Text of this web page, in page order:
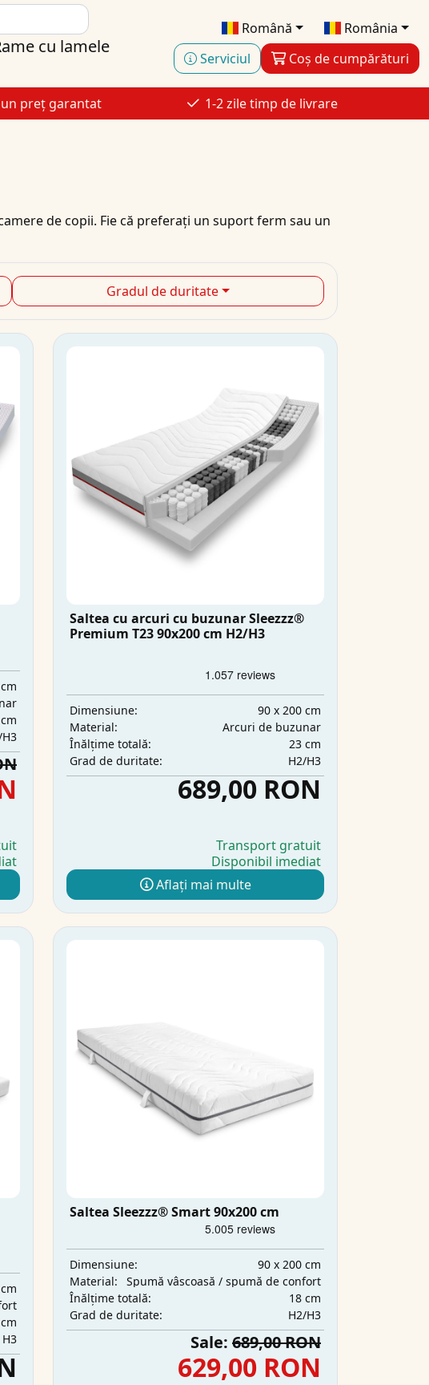
Română
România
Serviciul
Coș de cumpărături
cu lamele
preț garantat 1-2 zile timp de livrare
de copii. Fie că preferați un suport ferm sau un
Gradul de duritate
Saltea cu arcuri cu buzunar Sleezzz®
Premium T23 90x200 cm H2/H3
Dimensiune:
90 x 200 cm
Material:
Arcuri de buzunar
Înălțime totală:
23 cm
Grad de duritate:
H2/H3
689,00 RON
Transport gratuit
Disponibil imediat
Aflați mai multe
H3
Saltea Sleezzz® Smart 90x200 cm
Dimensiune:
90 x 200 cm
Material:
Spumă vâscoasă / spumă de confort
Înălțime totală:
18 cm
Grad de duritate:
H2/H3
Sale: 689,00 RON
629,00 RON